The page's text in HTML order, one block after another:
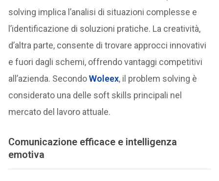
solving implica l’analisi di situazioni complesse e
l’identificazione di soluzioni pratiche. La creatività,
d’altra parte, consente di trovare approcci innovativi
e fuori dagli schemi, offrendo vantaggi competitivi
all’azienda. SecondoWoleex, il problem solving è
considerato una delle soft skills principali nel
mercato del lavoro attuale.
Comunicazione efficace e intelligenza
emotiva